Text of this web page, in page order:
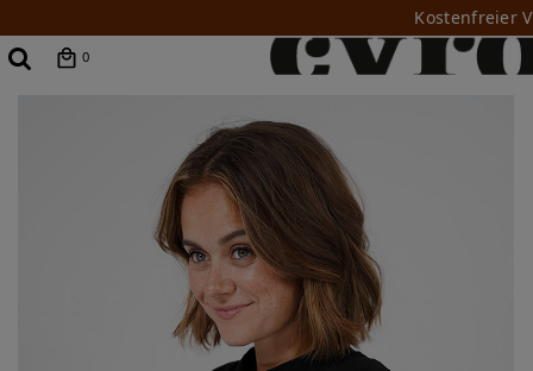
Kostenfreier
0